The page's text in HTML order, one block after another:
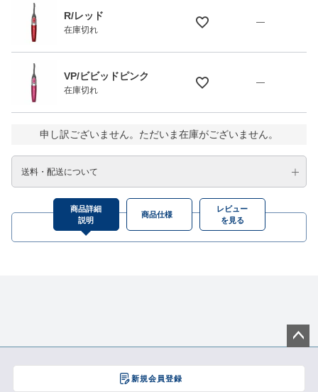
R/レッド
在庫切れ
—
VP/ビビッドピンク
在庫切れ
—
申し訳ございません。ただいま在庫がございません。
送料・配送について
商品詳細
説明
商品仕様
レビュー
を見る
新規会員登録
ジト